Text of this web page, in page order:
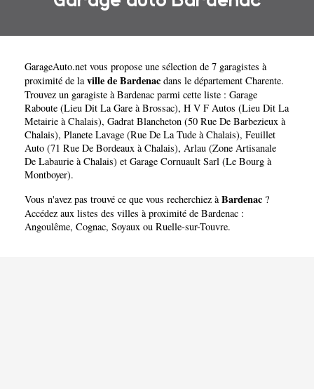
GarageAuto.net vous propose une sélection de 7 garagistes à
proximité de laville de Bardenac dans le département Charente.
Trouvez un garagiste à Bardenac parmi cette liste : Garage
Raboute (Lieu Dit La Gare à Brossac), H V F Autos (Lieu Dit La
Metairie à Chalais), Gadrat Blancheton (50 Rue De Barbezieux à
Chalais), Planete Lavage (Rue De La Tude à Chalais), Feuillet
Auto (71 Rue De Bordeaux à Chalais), Arlau (Zone Artisanale
De Labaurie à Chalais) et Garage Cornuault Sarl (Le Bourg à
Montboyer).
Vous n'avez pas trouvé ce que vous recherchiez à Bardenac ?
Accédez aux listes des villes à proximité de Bardenac :
Angoulême, Cognac, Soyaux ou Ruelle-sur-Touvre.